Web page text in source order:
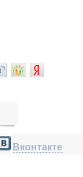
Вконтакте